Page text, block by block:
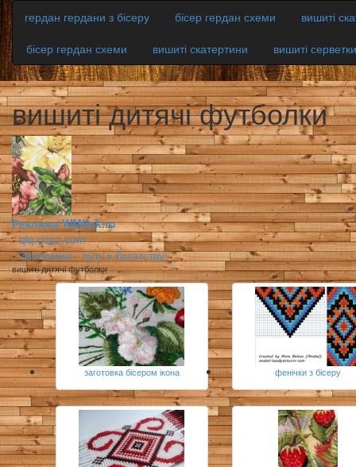
гердан гердани з бісеру бісер гердан схеми
вишиті
бісер гердан схеми
вишиті скатертини вишиті серветки
вишиті дитячі футболки
Реклама WMlink.ru
-qiq.ucoz.com
-Экономия - путь к богатству!
вишиті дитячі футболки
заготовка бісером ікона фенічки з бісеру